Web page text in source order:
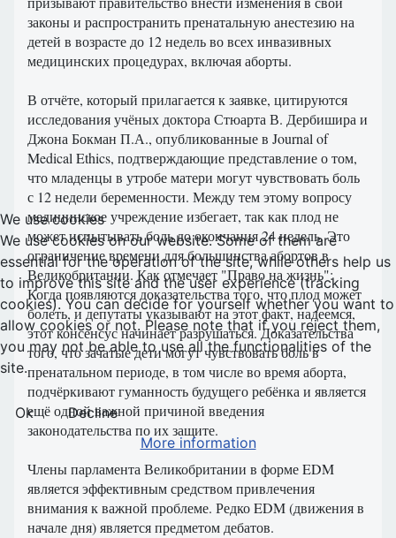
законы и распространить пренатальную анестезию на
детей в возрасте до 12 недель во всех инвазивных
медицинских процедурах, включая аборты.
В отчёте, который прилагается к заявке, цитируются
исследования учёных доктора Стюарта В. Дербишира и
Джона Бокман П.А., опубликованные в Journal of
Medical Ethics, подтверждающие представление о том,
что младенцы в утробе матери могут чувствовать боль
с 12 недели беременности. Между тем этому вопросу
медицинское учреждение избегает, так как плод не
может испытывать боль до окончания 24 недель. Это
ограничение времени для большинства абортов в
Великобритании. Как отмечает "Право на жизнь":
Когда появляются доказательства того, что плод может
болеть, и депутаты указывают на этот факт, надеемся,
этот консенсус начинает разрушаться. Доказательства
того, что зачатые дети могут чувствовать боль в
пренатальном периоде, в том числе во время аборта,
подчёркивают гуманность будущего ребёнка и является
ещё одной важной причиной введения
законодательства по их защите.
Члены парламента Великобритании в форме EDM
является эффективным средством привлечения
внимания к важной проблеме. Редко EDM (движения в
начале дня) является предметом дебатов.
We use cookies
We use cookies on our website. Some of them are
essential for the operation of the site, while others help us
to improve this site and the user experience (tracking
cookies). You can decide for yourself whether you want to
allow cookies or not. Please note that if you reject them,
you may not be able to use all the functionalities of the
site.
Ok
Decline
More information